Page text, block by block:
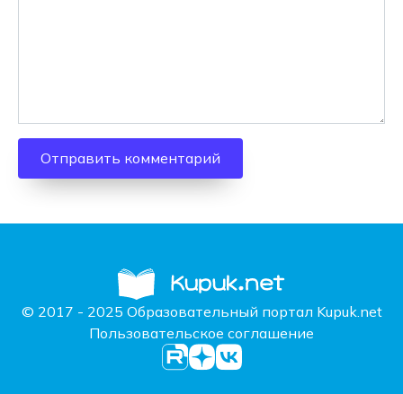
© 2017 - 2025 Образовательный портал Kupuk.net
Пользовательское соглашение